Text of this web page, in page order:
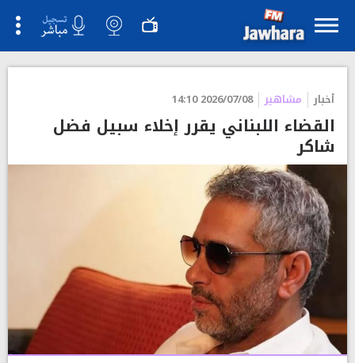
أخبار مشاهير 2026/07/08 14:10
القضاء اللبناني يقرر إخلاء سبيل فضل
شاكر